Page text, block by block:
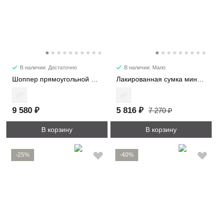
В наличии: Достаточно
Шоппер прямоугольной формы 1192
9 580 ₽
В корзину
В наличии: Мало
Лакированная сумка мини 28514-1
5 816 ₽ 7 270 ₽
В корзину
-25% -40%